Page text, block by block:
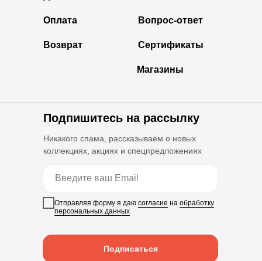
Оплата Вопрос-ответ
Возврат
Подпишитесь на рассылку
Отправляя форму я даю согласие на обработку
персональных данных
Подписаться
Никакого спама, рассказываем о новых
коллекциях, акциях и спецпредложениях
Сертификаты
Магазины